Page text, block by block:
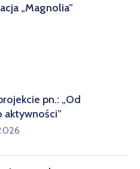
„Magnolia”
pn.: „Od
aktywności”